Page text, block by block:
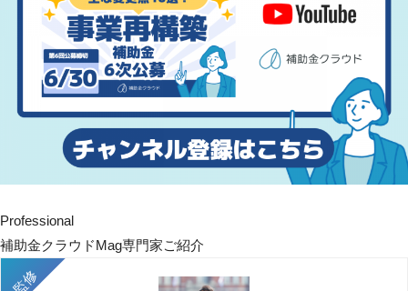
Professional
補助金クラウドMag専門家ご紹介